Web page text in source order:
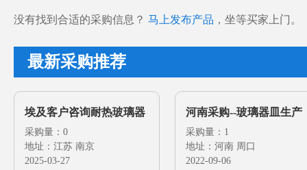
没有找到合适的采购信息？ 马上发布产品 ，坐等买家上门。
最新采购推荐
埃及客户咨询耐热玻璃器
皿的生产线
采购量：0
地址：江苏 南京
2025-03-27
河南采购--玻璃器皿生产
线
采购量：1
地址：河南 周口
2022-09-06